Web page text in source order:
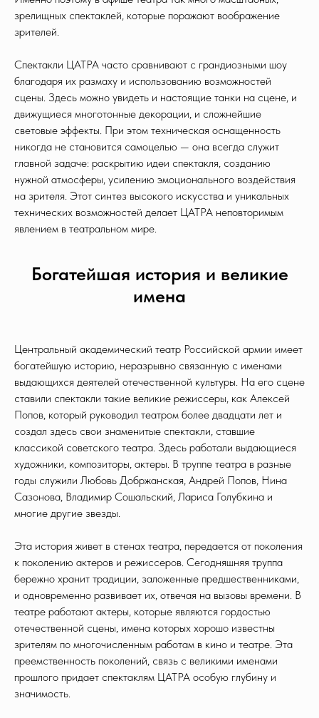
зрелищных спектаклей, которые поражают воображение
зрителей.
Спектакли ЦАТРА часто сравнивают с грандиозными шоу
благодаря их размаху и использованию возможностей
сцены. Здесь можно увидеть и настоящие танки на сцене, и
движущиеся многотонные декорации, и сложнейшие
световые эффекты. При этом техническая оснащенность
никогда не становится самоцелью — она всегда служит
главной задаче: раскрытию идеи спектакля, созданию
нужной атмосферы, усилению эмоционального воздействия
на зрителя. Этот синтез высокого искусства и уникальных
технических возможностей делает ЦАТРА неповторимым
явлением в театральном мире.
Богатейшая история и великие
имена
Центральный академический театр Российской армии имеет
богатейшую историю, неразрывно связанную с именами
выдающихся деятелей отечественной культуры. На его сцене
ставили спектакли такие великие режиссеры, как Алексей
Попов, который руководил театром более двадцати лет и
создал здесь свои знаменитые спектакли, ставшие
классикой советского театра. Здесь работали выдающиеся
художники, композиторы, актеры. В труппе театра в разные
годы служили Любовь Добржанская, Андрей Попов, Нина
Сазонова, Владимир Сошальский, Лариса Голубкина и
многие другие звезды.
Эта история живет в стенах театра, передается от поколения
к поколению актеров и режиссеров. Сегодняшняя труппа
бережно хранит традиции, заложенные предшественниками,
и одновременно развивает их, отвечая на вызовы времени. В
театре работают актеры, которые являются гордостью
отечественной сцены, имена которых хорошо известны
зрителям по многочисленным работам в кино и театре. Эта
преемственность поколений, связь с великими именами
прошлого придает спектаклям ЦАТРА особую глубину и
значимость.